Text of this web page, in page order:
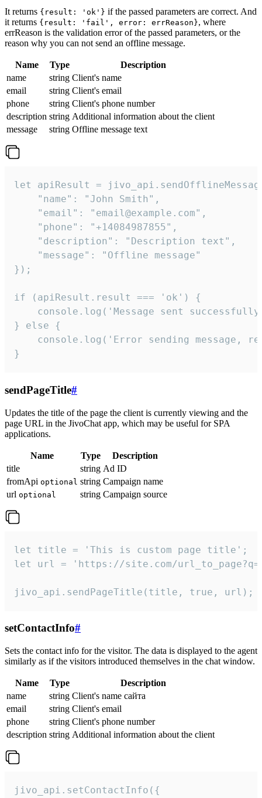
It returns {result: 'ok'} if the passed parameters are correct. And
it returns {result: 'fail', error: errReason}, where
errReason is the validation error of the passed parameters, or the
reason why you can not send an offline message.
Name Type
Description
name
string Client's name
email
string Client's email
phone
string Client's phone number
description string Additional information about the client
message
string Offline message text
let apiResult =
    "name": "John Smith",
    "email": "email@example.com",
    "phone": "+14084987855",
    "description": "Description text",
    "message": "Offline message"
});
if (apiResult.result === 'ok') {
console.log('Message sent
} else {
console.log('Error sending message,
}
sendPageTitle#
Updates the title of the page the client is currently viewing and the
page URL in the JivoChat app, which may be useful for SPA
applications.
Name Type
Description
title
string Ad ID
fromApi optional string Campaign name
url optional string Campaign source
let title = 'This is custom page title';
let url = 'https://site.com/
jivo_api.sendPageTitle(title, true, url);
setContactInfo#
Sets the contact info for the visitor. The data is displayed to the agent
similarly as if the visitors introduced themselves in the chat window.
Name Type
Description
name
string Client's name сайта
email
string Client's email
phone
string Client's phone number
description string Additional information about the client
jivo_api.setContactInfo({